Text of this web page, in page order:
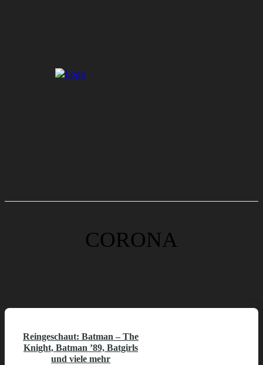
CORONA
Reingeschaut: Batman – The
Knight, Batman ’89, Batgirls
und viele mehr